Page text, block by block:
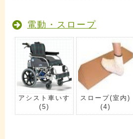
電動・スロープ
アシスト車いす
(5)
スロープ(室内)
(4)